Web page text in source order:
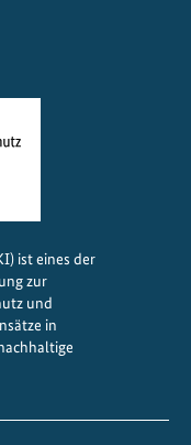
ist eines der
zur
und
in